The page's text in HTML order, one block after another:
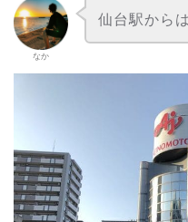
なか
仙台駅から